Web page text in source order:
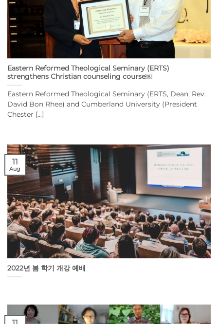
Eastern Reformed Theological Seminary (ERTS)
strengthens Christian counseling course￼
Eastern Reformed Theological Seminary (ERTS, Dean, Rev.
David Bon Rhee) and Cumberland University (President
Chester [...]
2022년 봄 학기 개강 예배
11
Aug